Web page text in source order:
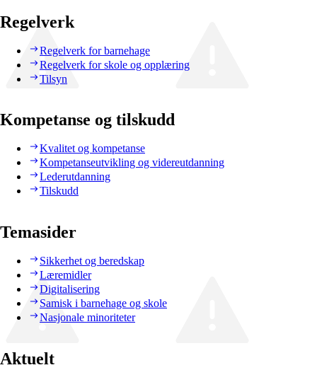
Regelverk
Regelverk for barnehage
Regelverk for skole og opplæring
Tilsyn
Kompetanse og tilskudd
Kvalitet og kompetanse
Kompetanseutvikling og videreutdanning
Lederutdanning
Tilskudd
Temasider
Sikkerhet og beredskap
Læremidler
Digitalisering
Samisk i barnehage og skole
Nasjonale minoriteter
Aktuelt